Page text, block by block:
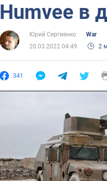
Humvee в
Юрий Сергиенко
War
20.03.2022 04:49
2
341